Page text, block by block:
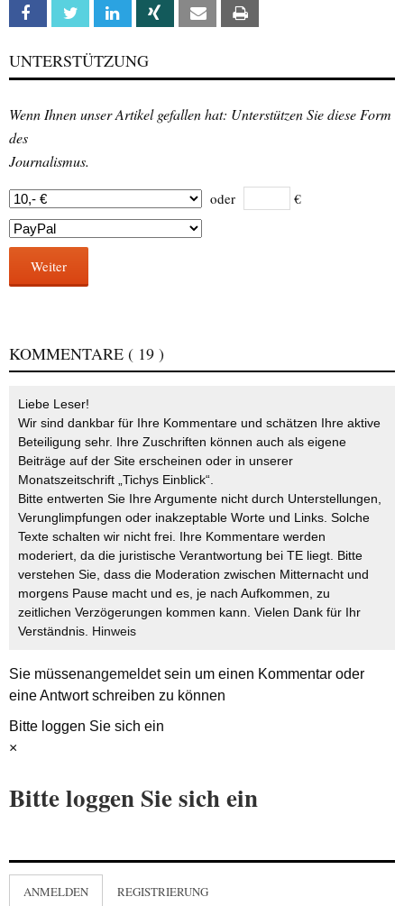
Facebook Twitter Linkedin Xing Email
UNTERSTÜTZUNG
Wenn Ihnen unser Artikel gefallen hat: Unterstützen Sie diese Form
des
Journalismus.
oder €
Weiter
KOMMENTARE ( 19 )
Liebe Leser!
Wir sind dankbar für Ihre Kommentare und schätzen Ihre aktive
Beteiligung sehr. Ihre Zuschriften können auch als eigene
Beiträge auf der Site erscheinen oder in unserer
Monatszeitschrift „Tichys Einblick“.
Bitte entwerten Sie Ihre Argumente nicht durch Unterstellungen,
Verunglimpfungen oder inakzeptable Worte und Links. Solche
Texte schalten wir nicht frei. Ihre Kommentare werden
moderiert, da die juristische Verantwortung bei TE liegt. Bitte
verstehen Sie, dass die Moderation zwischen Mitternacht und
morgens Pause macht und es, je nach Aufkommen, zu
zeitlichen Verzögerungen kommen kann. Vielen Dank für Ihr
Verständnis. Hinweis
Sie müssenangemeldetsein um einen Kommentar oder
eine Antwort schreiben zu können
Bitte loggen Sie sich ein
×
Bitte loggen Sie sich ein
ANMELDEN REGISTRIERUNG